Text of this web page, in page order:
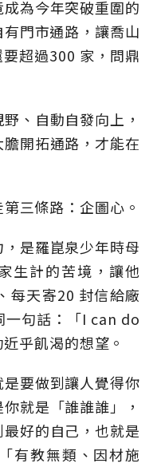
為今年突破重圍的
門市通路，讓喬山
超過300 家，問鼎
、自動自發向上，
開拓通路，才能在
三條路：企圖心。
是羅崑泉少年時母
生計的苦境，讓他
每天寄20 封信給廠
一句話：「I can do
乎飢渴的想望。
要做到讓人覺得你
就是「誰誰誰」，
好的自己，也就是
有教無類、因材施